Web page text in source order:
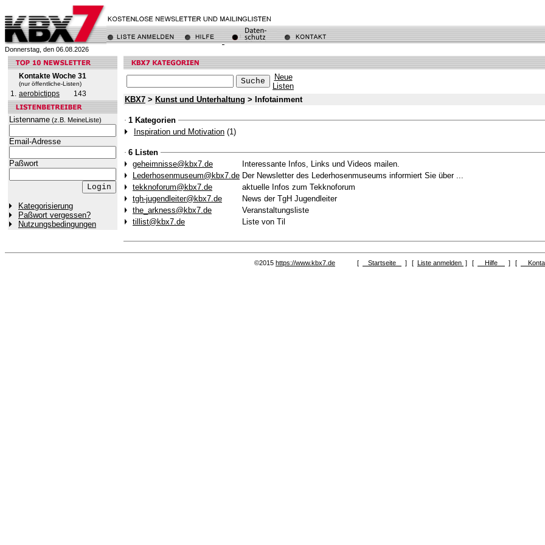
Donnerstag, den 06.08.2026
Kontakte Woche 31
(nur öffentliche-Listen)
1. aerobictipps 143
Listenname (z.B. MeineListe)
Email-Adresse
Paßwort
Kategorisierung
Paßwort vergessen?
Nutzungsbedingungen
Neue
Listen
KBX7 > Kunst und Unterhaltung > Infotainment
1 Kategorien
Inspiration und Motivation (1)
6 Listen
geheimnisse@kbx7.de
Interessante Infos, Links und Videos mailen.
Lederhosenmuseum@kbx7.de Der Newsletter des Lederhosenmuseums informiert Sie über ...
tekknoforum@kbx7.de
aktuelle Infos zum Tekknoforum
tgh-jugendleiter@kbx7.de
News der TgH Jugendleiter
the_arkness@kbx7.de
Veranstaltungsliste
tillist@kbx7.de
Liste von Til
©2015 https://www.kbx7.de [ Startseite ] [ Liste anmelden ] [ Hilfe ] [